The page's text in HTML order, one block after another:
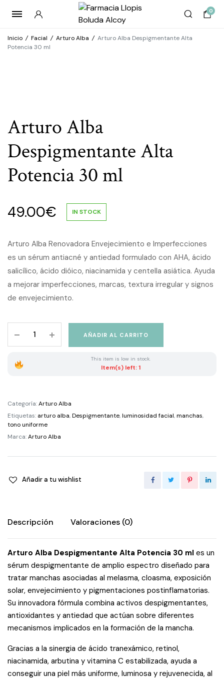
0
Inicio / Facial / Arturo Alba / Arturo Alba Despigmentante Alta
Potencia 30 ml
Arturo Alba
Despigmentante Alta
Potencia 30 ml
49.00€ IN STOCK
Arturo Alba Renovadora Envejecimiento e Imperfecciones
es un sérum antiacné y antiedad formulado con AHA, ácido
salicílico, ácido dióico, niacinamida y centella asiática. Ayuda
a mejorar imperfecciones, marcas, textura irregular y signos
de envejecimiento.
Alba
ml
quantity
AÑADIR AL CARRITO
This item is low in stock.
Item(s) left: 1
Categoría:Arturo Alba
Etiquetas: arturo alba,Despigmentante,luminosidad facial,manchas,
tono uniforme
Marca:Arturo Alba
Añadir a tu wishlist
Descripción Valoraciones (0)
Arturo Alba Despigmentante Alta Potencia 30 ml es un
sérum despigmentante de amplio espectro diseñado para
tratar manchas asociadas al melasma, cloasma, exposición
solar, envejecimiento y pigmentaciones postinflamatorias.
Su innovadora fórmula combina activos despigmentantes,
antioxidantes y antiedad que actúan sobre diferentes
mecanismos implicados en la formación de la mancha.
Gracias a la sinergia de ácido tranexámico, retinol,
niacinamida, arbutina y vitamina C estabilizada, ayuda a
conseguir una piel más uniforme, luminosa y rejuvenecida, al